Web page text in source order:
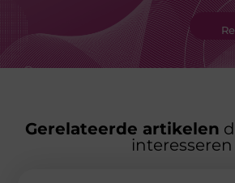
Gerelateerde artikelen
interesseren